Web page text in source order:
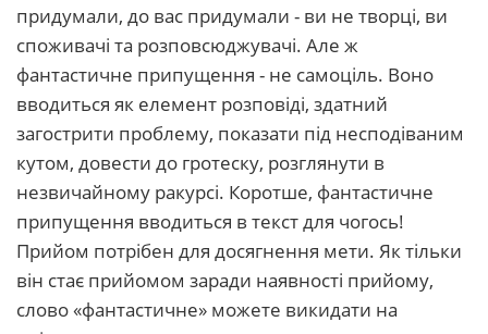
придумали, до вас придумали - ви не творці, ви
споживачі та розповсюджувачі. Але ж
фантастичне припущення - не самоціль. Воно
вводиться як елемент розповіді, здатний
загострити проблему, показати під несподіваним
кутом, довести до гротеску, розглянути в
незвичайному ракурсі. Коротше, фантастичне
припущення вводиться в текст для чогось!
Прийом потрібен для досягнення мети. Як тільки
він стає прийомом заради наявності прийому,
слово «фантастичне» можете викидати на